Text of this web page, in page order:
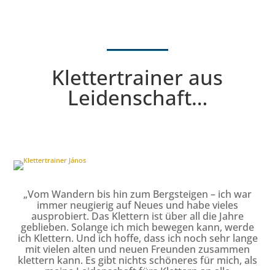
Klettertrainer aus
Leidenschaft…
„Vom Wandern bis hin zum Bergsteigen – ich war
immer neugierig auf Neues und habe vieles
ausprobiert. Das Klettern ist über all die Jahre
geblieben. Solange ich mich bewegen kann, werde
ich Klettern. Und ich hoffe, dass ich noch sehr lange
mit vielen alten und neuen Freunden zusammen
klettern kann. Es gibt nichts schöneres für mich, als